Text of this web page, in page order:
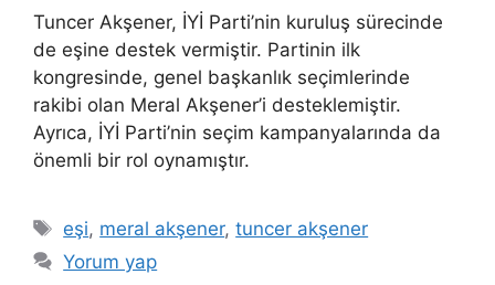
Tuncer Akşener, İYİ Parti’nin kuruluş sürecinde
de eşine destek vermiştir. Partinin ilk
kongresinde, genel başkanlık seçimlerinde
rakibi olan Meral Akşener’i desteklemiştir.
Ayrıca, İYİ Parti’nin seçim kampanyalarında da
önemli bir rol oynamıştır.
Etiketler
eşi, meral akşener,tuncer akşener
Yorum yap